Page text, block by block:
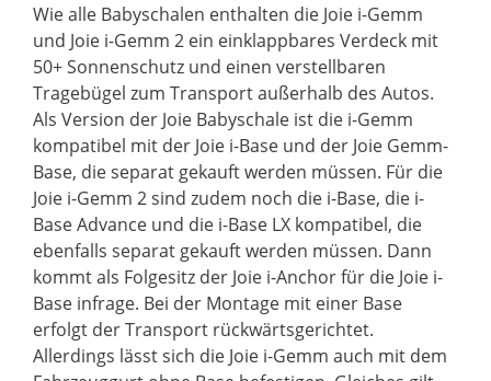
Wie alle Babyschalen enthalten die Joie i-Gemm
und Joie i-Gemm 2 ein einklappbares Verdeck mit
50+ Sonnenschutz und einen verstellbaren
Tragebügel zum Transport außerhalb des Autos.
Als Version der Joie Babyschale ist die i-Gemm
kompatibel mit der Joie i-Base und der Joie Gemm-
Base, die separat gekauft werden müssen. Für die
Joie i-Gemm 2 sind zudem noch die i-Base, die i-
Base Advance und die i-Base LX kompatibel, die
ebenfalls separat gekauft werden müssen. Dann
kommt als Folgesitz der Joie i-Anchor für die Joie i-
Base infrage. Bei der Montage mit einer Base
erfolgt der Transport rückwärtsgerichtet.
Allerdings lässt sich die Joie i-Gemm auch mit dem